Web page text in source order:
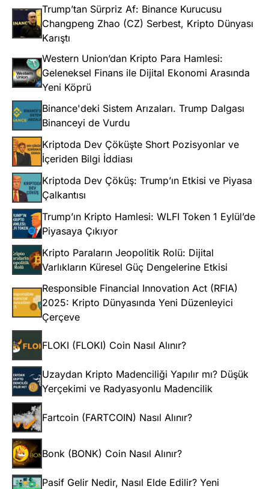
Trump’tan Sürpriz Af: Binance Kurucusu
Changpeng Zhao (CZ) Serbest, Kripto Dünyası
Karıştı
Western Union’dan Kripto Para Hamlesi:
Geleneksel Finans ile Dijital Ekonomi Arasında
Yeni Köprü
Binance'deki Sistem Arızaları. Trump Dalgası
Binanceyi de Vurdu
Kriptoda Dev Çöküşte Short Pozisyonlar ve
İçeriden Bilgi İddiası
Kriptoda Dev Çöküş: Trump’ın Etkisi ve Piyasa
Çalkantısı
Trump’ın Kripto Hamlesi: WLFI Token 1 Eylül’de
Piyasaya Çıkıyor
Kripto Paraların Jeopolitik Rolü: Dijital
Varlıkların Küresel Güç Dengelerine Etkisi
Responsible Financial Innovation Act (RFIA)
2025: Kripto Dünyasında Yeni Düzenleyici
Çerçeve
FLOKI (FLOKI) Coin Nasıl Alınır?
Uzaydan Kripto Madenciliği Yapılır mı? Düşük
Yerçekimi ve Radyasyonlu Madencilik
Fartcoin (FARTCOIN) Nasıl Alınır?
Bonk (BONK) Coin Nasıl Alınır?
Pasif Gelir Nedir, Nasıl Elde Edilir? Yeni